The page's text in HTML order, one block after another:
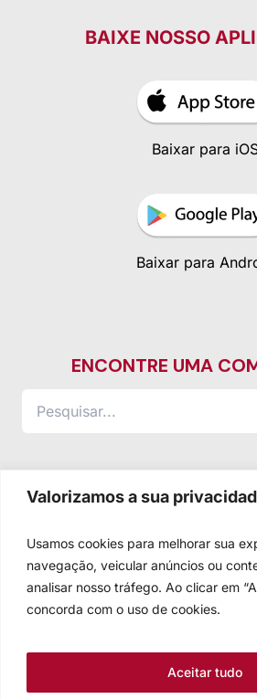
Valorizamos a sua
Usamos cookies para melhorar sua
navegação, veicular anúncios ou
analisar nosso tráfego. Ao clicar em
concorda com o uso de cookies.
Aceitar tudo
BAIXE NOSSO
Baixar para
Baixar para
ENCONTRE UMA